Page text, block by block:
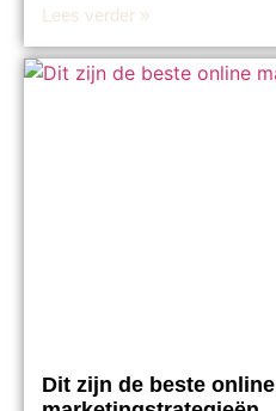
Lees verder »
Dit zijn de beste online